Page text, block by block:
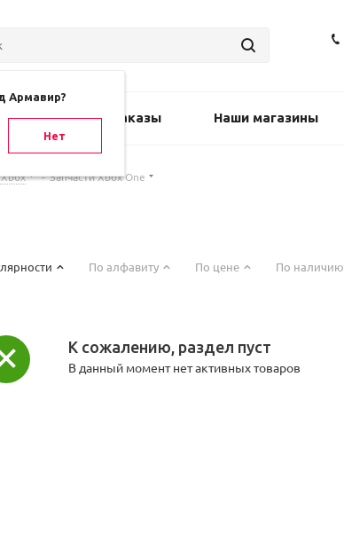
Армавир?
Нет
Предзаказы Наши магазины
- Запчасти Xbox One
По алфавиту По цене По наличию
К сожалению, раздел пуст
В данный момент нет активных товаров